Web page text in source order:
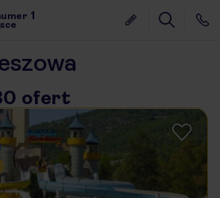
1
ofert